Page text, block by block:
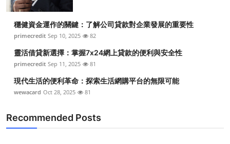
穩健資金運作的關鍵：了解公司貸款對企業發展的重要性
primecredit Sep 10, 2025 82
靈活借貸新選擇：掌握7x24網上貸款的便利與安全性
primecredit Sep 11, 2025 81
現代生活的便利革命：探索生活網購平台的無限可能
wewacard Oct 28, 2025 81
Recommended Posts